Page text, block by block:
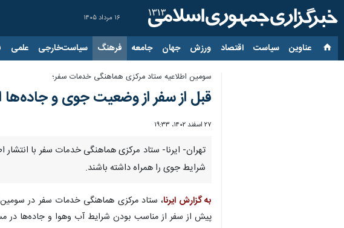
۱۶ مرداد ۱۴۰۵
عناوین‌ سیاست اقتصاد ورزش جهان جامعه فرهنگ سیاست‌خارجی علمی
سومین اطلاعیه ستاد مرکزی هماهنگی خدمات سفر؛
قبل از سفر از وضعیت جوی و جاده‌ها
۲۷ اسفند ۱۴۰۲، ۱۹:۳۳
تهران- ایرنا- ستاد مرکزی هماهنگی خدمات سفر با
شرایط جوی را همراه داشته باشند.
به گزارش ایرنا
پیش از سفر از مناسب بودن شرایط آب وهوا و جاده‌ها در